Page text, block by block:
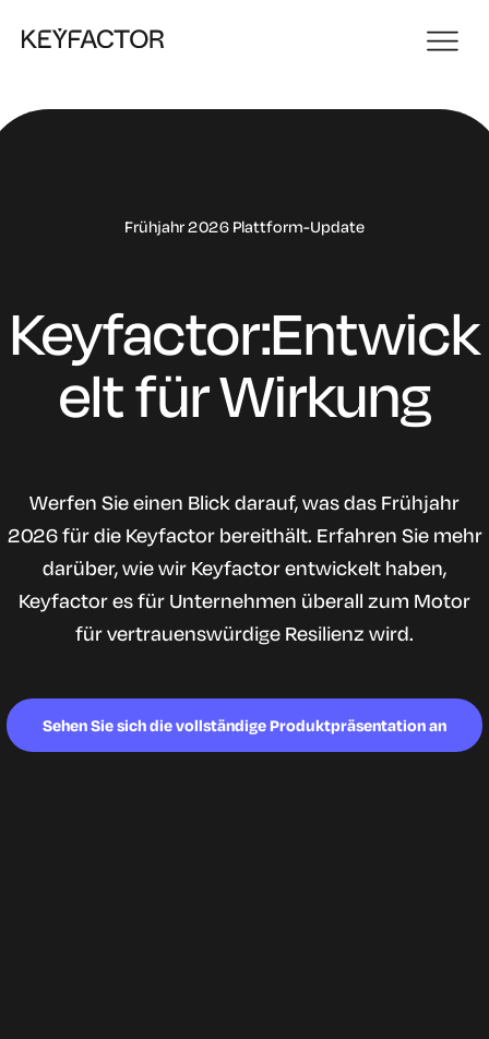
Frühjahr 2026 Plattform-Update
Keyfactor:Entwick
elt für Wirkung
Werfen Sie einen Blick darauf, was das Frühjahr
2026 für die Keyfactor bereithält. Erfahren Sie mehr
darüber, wie wir Keyfactor entwickelt haben,
Keyfactor es für Unternehmen überall zum Motor
für vertrauenswürdige Resilienz wird.
Sehen Sie sich die vollständige Produktpräsentation an